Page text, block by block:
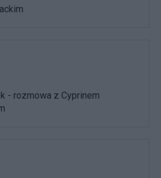
- rozmowa z Cyprinem